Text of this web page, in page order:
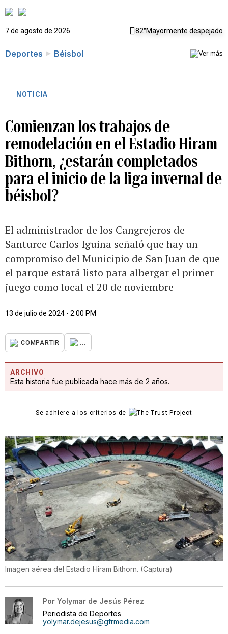
7 de agosto de 2026 82°Mayormente despejado
Deportes Béisbol
NOTICIA
Comienzan los trabajos de
remodelación en el Estadio Hiram
Bithorn, ¿estarán completados
para el inicio de la liga invernal de
béisbol?
El administrador de los Cangrejeros de
Santurce Carlos Iguina señaló que hay un
compromiso del Municipio de San Juan de que
el parque estará listo para albergar el primer
juego como local el 20 de noviembre
13 de julio de 2024 - 2:00 PM
COMPARTIR ...
ARCHIVO
Esta historia fue publicada hace más de 2 años.
Se adhiere a los criterios de
Imagen aérea del Estadio Hiram Bithorn. (Captura)
Por Yolymar de Jesús Pérez
Periodista de Deportes
yolymar.dejesus@gfrmedia.com